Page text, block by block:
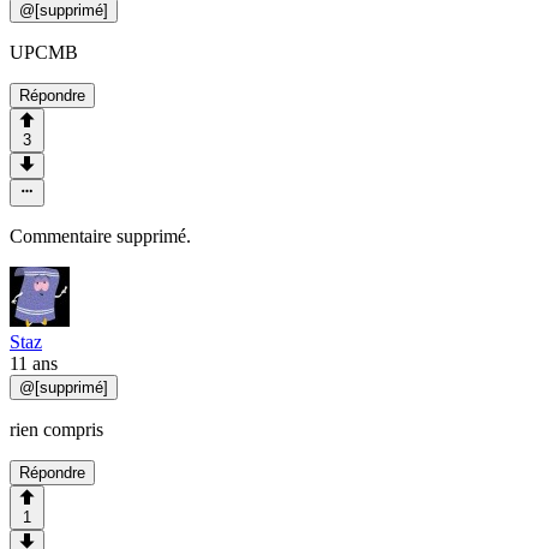
@[supprimé]
UPCMB
Répondre
3
Commentaire supprimé.
Staz
11 ans
@[supprimé]
rien compris
Répondre
1